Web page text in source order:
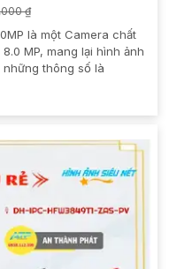
₫
là một Camera chất
MP, mang lại hình ảnh
thông số là